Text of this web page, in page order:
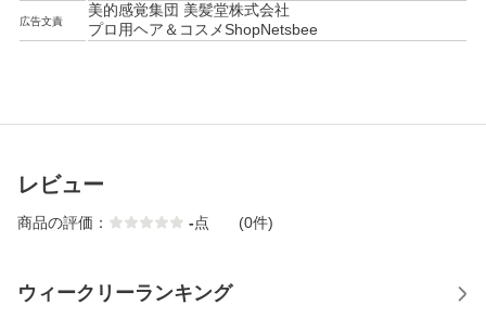
広告文責
美的感覚集団 美髪堂株式会社
プロ用ヘア＆コスメShopNetsbee
レビュー
商品の評価： -点 (0件)
ウィークリーランキング